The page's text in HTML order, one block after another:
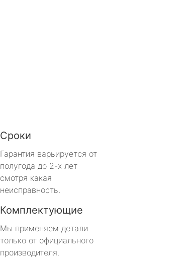
Сроки
Гарантия варьируется от
полугода до 2-х лет
смотря какая
неисправность.
Комплектующие
Мы применяем детали
только от официального
производителя.